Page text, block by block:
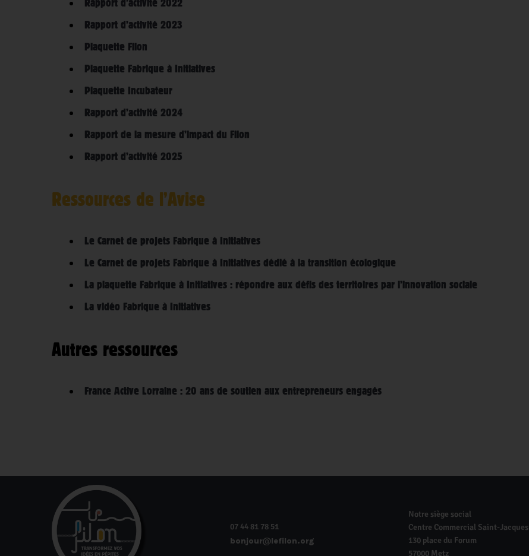
Rapport d’activité 2022
Rapport d’activité 2023
Plaquette Filon
Plaquette Fabrique à Initiatives
Plaquette Incubateur
Rapport d’activité 2024
Rapport de la mesure d’impact du Filon
Rapport d’activité 2025
Ressources de l’Avise
Le Carnet de projets Fabrique à Initiatives
Le Carnet de projets Fabrique à Initiatives dédié à la transition écologique
La plaquette Fabrique à Initiatives : répondre aux défis des territoires par l’innovation sociale
La vidéo Fabrique à Initiatives
Autres ressources
France Active Lorraine : 20 ans de soutien aux entrepreneurs engagés
07 44 81 78 51
bonjour
lefilon.org
Notre siège social
Centre Commercial Saint-Jacques
130 place du Forum
57000 Metz